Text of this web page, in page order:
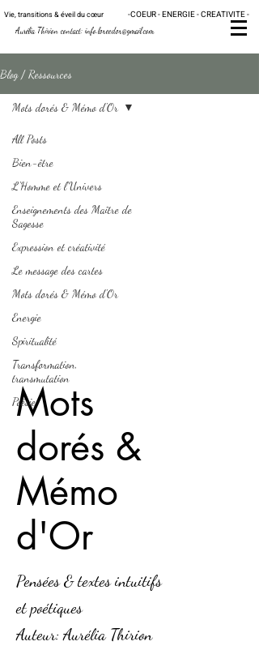
Vie, transitions & éveil ducœur -COEUR - ENERGIE - CREATIVITE -
Aurélia Thirion contact: info.loreedor@gmail.com
Blog / Ressources
All Posts
Bien-être
L'Homme et l'Univers
Enseignements des Maître de
Sagesse
Expression et créativité
Le message des cartes
Mots dorés & Mémo d'Or
Energie
Spiritualité
Transformation,
transmutation
Poésie
Mots dorés & Mémo d'Or
Mots
dorés &
Mémo
d'Or
Pensées & textes intuitifs
et poétiques
Auteur: Aurélia Thirion